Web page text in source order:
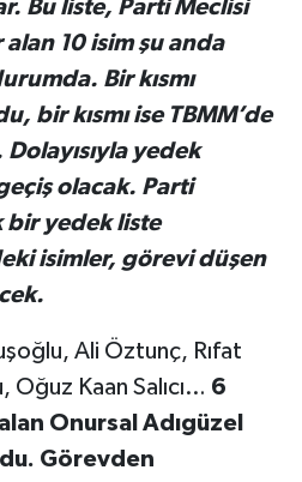
Bu liste, Parti Meclisi
10 isim şu anda
Bir kısmı
bir kısmı ise TBMM’de
yedek
olacak. Parti
bir yedek liste
isimler, görevi düşen
Ali Öztunç, Rıfat
Kaan Salıcı… 6
Onursal Adıgüzel
Görevden